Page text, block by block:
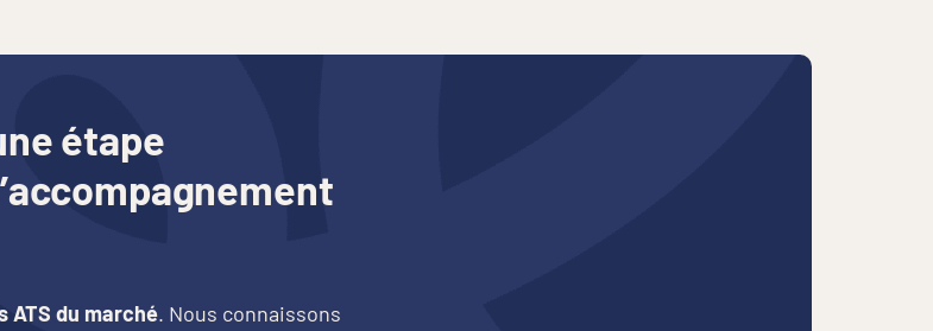
étape
du marché. Nous connaissons